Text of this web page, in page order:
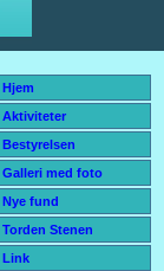
Hjem
Aktiviteter
Bestyrelsen
Galleri med foto
Nye fund
Torden Stenen
Link